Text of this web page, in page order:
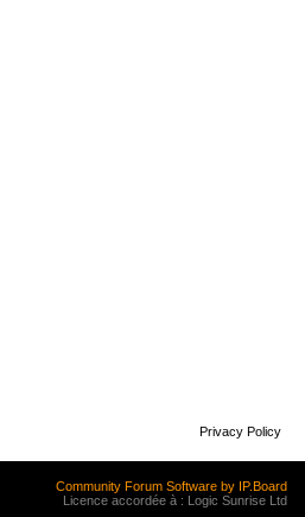
Privacy Policy
Community Forum Software by IP.Board
Licence accordée à : Logic Sunrise Ltd